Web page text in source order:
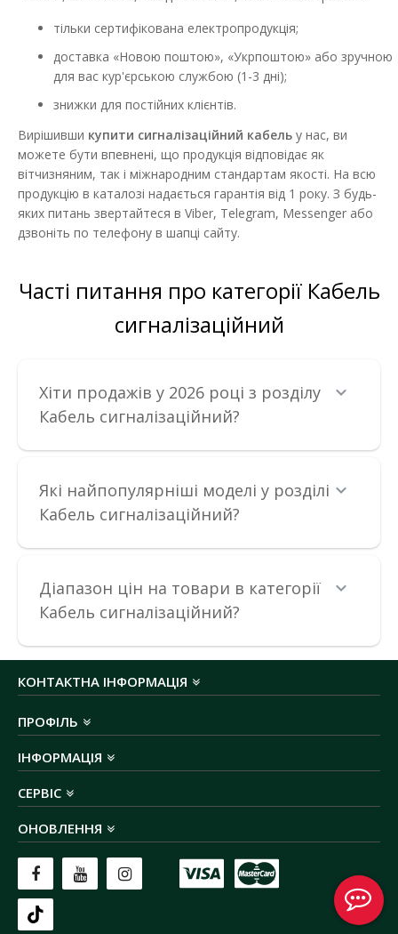
В закладки
Кабель сигналізаційний вогнетривкий J-Y (St) Y...Lg
J-Y(ST)Y...LG — монтажний кабель для застосування в закритих
приміщеннях для телекомунікаційних ..
33.13 грн
ДО КОШИКА
В порівняння
В закладки
тільки сертифікована електропродукція;
доставка «Новою поштою», «Укрпоштою» або зручною
для вас кур'єрською службою (1-3 дні);
знижки для постійних клієнтів.
Вирішивши купити сигналізаційний кабель у нас, ви
можете бути впевнені, що продукція відповідає як
вітчизняним, так і міжнародним стандартам якості. На всю
продукцію в каталозі надається гарантія від 1 року. З будь-
яких питань звертайтеся в Viber, Telegram, Messenger або
дзвоніть по телефону в шапці сайту.
Часті питання про категорії Кабель
сигналізаційний
Хіти продажів у 2026 році з розділу
Кабель сигналізаційний?
Які найпопулярніші моделі у розділі
Кабель сигналізаційний?
Діапазон цін на товари в категорії
Кабель сигналізаційний?
КОНТАКТНА ІНФОРМАЦІЯ
ПРОФІЛЬ
ІНФОРМАЦІЯ
СЕРВІС
ОНОВЛЕННЯ